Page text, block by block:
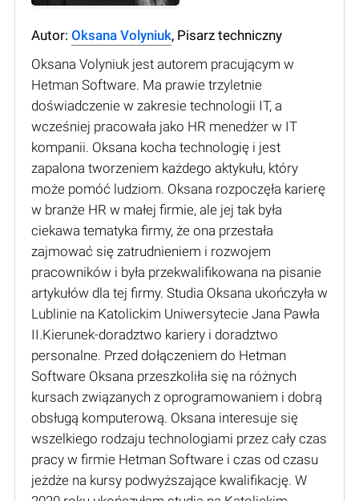
Autor: Oksana Volyniuk, Pisarz techniczny
Oksana Volyniuk jest autorem pracującym w
Hetman Software. Ma prawie trzyletnie
doświadczenie w zakresie technologii IT, a
wcześniej pracowała jako HR menedżer w IT
kompanii. Oksana kocha technologię i jest
zapalona tworzeniem każdego aktykułu, który
może pomóć ludziom. Oksana rozpoczęła karierę
w branże HR w małej firmie, ale jej tak była
ciekawa tematyka firmy, że ona przestała
zajmować się zatrudnieniem i rozwojem
pracowników i była przekwalifikowana na pisanie
artykułów dla tej firmy. Studia Oksana ukończyła w
Lublinie na Katolickim Uniwersytecie Jana Pawła
II.Kierunek-doradztwo kariery i doradztwo
personalne. Przed dołączeniem do Hetman
Software Oksana przeszkoliła się na różnych
kursach związanych z oprogramowaniem i dobrą
obsługą komputerową. Oksana interesuje się
wszelkiego rodzaju technologiami przez cały czas
pracy w firmie Hetman Software i czas od czasu
jeżdże na kursy podwyższające kwalifikację. W